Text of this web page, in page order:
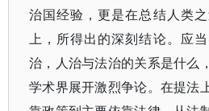
治国经验，更是在总结人类
上，所得出的深刻结论。应
治，人治与法治的关系是什么
学术界展开激烈争论。在提法